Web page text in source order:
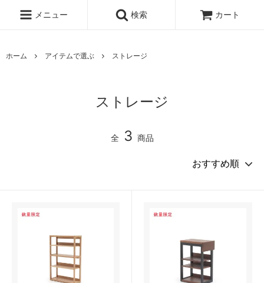
メニュー 検索 カート
ホーム アイテムで選ぶ ストレージ
ストレージ
全 3 商品